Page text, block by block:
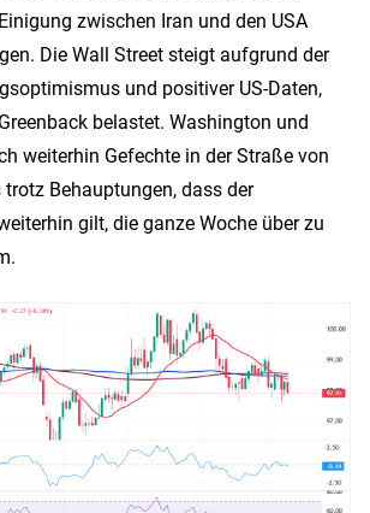
zwischen Iran und den USA
Die Wall Street steigt aufgrund der
und positiver US-Daten,
belastet. Washington und
weiterhin Gefechte in der Straße von
Behauptungen, dass der
gilt, die ganze Woche über zu